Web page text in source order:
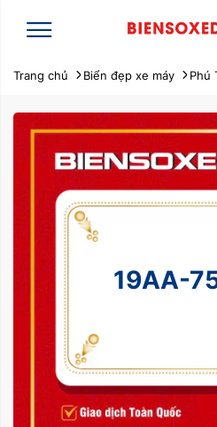
Trang chủ Biển đẹp xe máy Phú
19AA-